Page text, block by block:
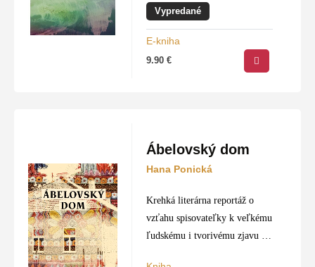
Vypredané
E-kniha
9.90€
Ábelovský dom
Hana Ponická
Krehká literárna reportáž o
vzťahu spisovateľky k veľkému
ľudskému i tvorivému zjavu v